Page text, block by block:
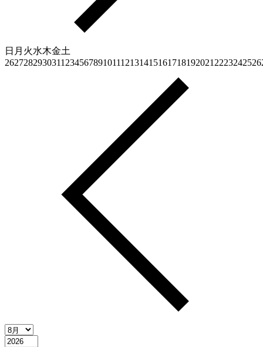
日 月 火水木金土
2627282930311 23456789101112131415161718192021 2223242526